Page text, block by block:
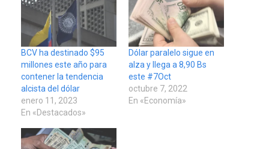
BCV ha destinado $95
millones este año para
contener la tendencia
alcista del dólar
enero 11, 2023
En «Destacados»
Dólar paralelo sigue en
alza y llega a 8,90 Bs
este #7Oct
octubre 7, 2022
En «Economía»